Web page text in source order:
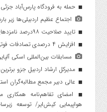
حمله به فرودگاه پارس‌‌آباد
اجتماع عظیم اردبیلی‌ها زیر
تایید صلاحیت ۹۸درصد نامزدهای شوراهای روستای اردبیل
افزایش ۴ درصدی تصادفات فوتی در جاده‌های اردبیل
مسابقات بین‌المللی اسکی
مدیرکل ارشاد اردبیل جزو
عالی دبیر مجمع مطالبه‌گران
امضای تفاهم‌نامه همکاری
هواپیمایی کیش‌ایر/ توسعه